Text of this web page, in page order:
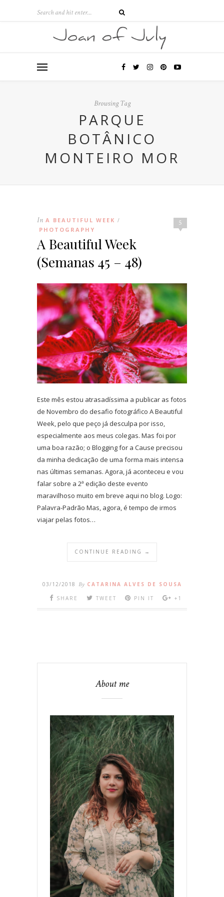
Browsing Tag
PARQUE
BOTÂNICO
MONTEIRO MOR
5
In A BEAUTIFUL WEEK /
PHOTOGRAPHY
A Beautiful Week
(Semanas 45 – 48)
Este mês estou atrasadíssima a publicar as fotos
de Novembro do desafio fotográfico A Beautiful
Week, pelo que peço já desculpa por isso,
especialmente aos meus colegas. Mas foi por
uma boa razão; o Blogging for a Cause precisou
da minha dedicação de uma forma mais intensa
nas últimas semanas. Agora, já aconteceu e vou
falar sobre a 2ª edição deste evento
maravilhoso muito em breve aqui no blog. Logo:
Palavra-Padrão Mas, agora, é tempo de irmos
viajar pelas fotos…
CONTINUE READING →
03/12/2018 By CATARINA ALVES DE SOUSA
SHARE
TWEET PIN IT +1
About me